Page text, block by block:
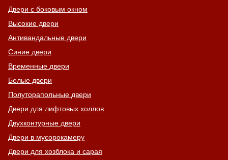
Двери с боковым окном
Высокие двери
Антивандальные двери
Синие двери
Временные двери
Белые двери
Полуторапольные двери
Двери для лифтовых холлов
Двухконтурные двери
Двери в мусорокамеру
Двери для хозблока и сарая